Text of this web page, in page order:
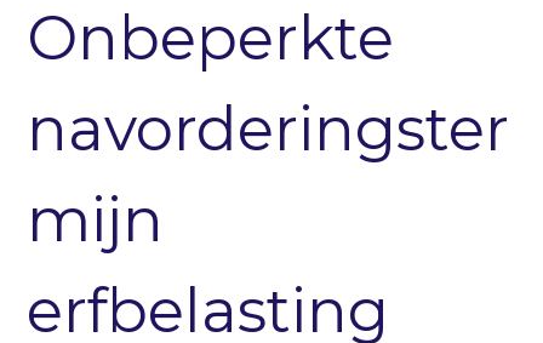
Onbeperkte
navorderingster
mijn
erfbelasting